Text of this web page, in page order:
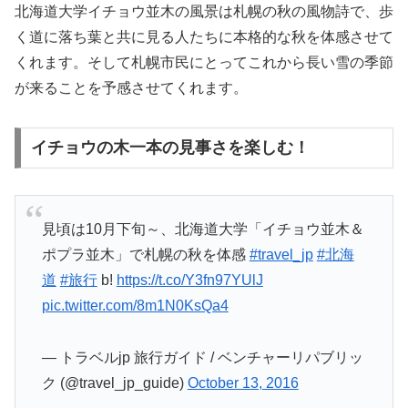
北海道大学イチョウ並木の風景は札幌の秋の風物詩で、歩
く道に落ち葉と共に見る人たちに本格的な秋を体感させて
くれます。そして札幌市民にとってこれから長い雪の季節
が来ることを予感させてくれます。
イチョウの木一本の見事さを楽しむ！
見頃は10月下旬～、北海道大学「イチョウ並木＆
ポプラ並木」で札幌の秋を体感 #travel_jp #北海
道 #旅行b! https://t.co/Y3fn97YUlJ
pic.twitter.com/8m1N0KsQa4
— トラベルjp 旅行ガイド / ベンチャーリパブリッ
ク (@travel_jp_guide) October 13, 2016